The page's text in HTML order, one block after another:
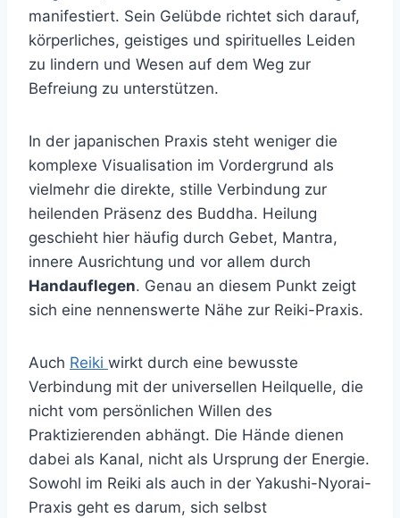
manifestiert. Sein Gelübde richtet sich darauf,
körperliches, geistiges und spirituelles Leiden
zu lindern und Wesen auf dem Weg zur
Befreiung zu unterstützen.
In der japanischen Praxis steht weniger die
komplexe Visualisation im Vordergrund als
vielmehr die direkte, stille Verbindung zur
heilenden Präsenz des Buddha. Heilung
geschieht hier häufig durch Gebet, Mantra,
innere Ausrichtung und vor allem durch
Handauflegen. Genau an diesem Punkt zeigt
sich eine nennenswerte Nähe zur Reiki-Praxis.
Auch Reiki wirkt durch eine bewusste
Verbindung mit der universellen Heilquelle, die
nicht vom persönlichen Willen des
Praktizierenden abhängt. Die Hände dienen
dabei als Kanal, nicht als Ursprung der Energie.
Sowohl im Reiki als auch in der Yakushi-Nyorai-
Praxis geht es darum, sich selbst